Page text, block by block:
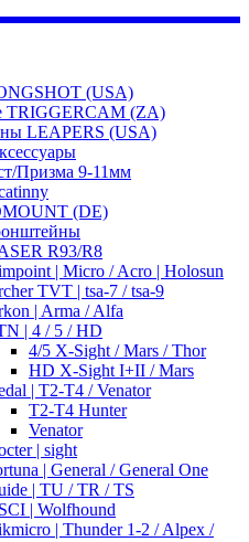
(USA)
TRIGGERCAM (ZA)
LEAPERS (USA)
Призма 9-11мм
(DE)
R93/R8
| Micro / Acro | Holosun
TVT | tsa-7 / tsa-9
| Arma / Alfa
| 4 / 5 / HD
4/5 X-Sight / Mars / Thor
HD X-Sight I+II / Mars
| T2-T4 / Venator
T2-T4 Hunter
Venator
| sight
| General / General One
| TU / TR / TS
| Wolfhound
| Thunder 1-2 / Alpex /